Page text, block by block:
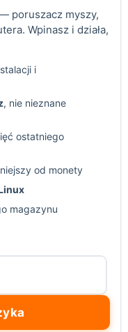
poruszacz myszy,
Wpinasz i działa,
i
, nie nieznane
ostatniego
od monety
magazynu